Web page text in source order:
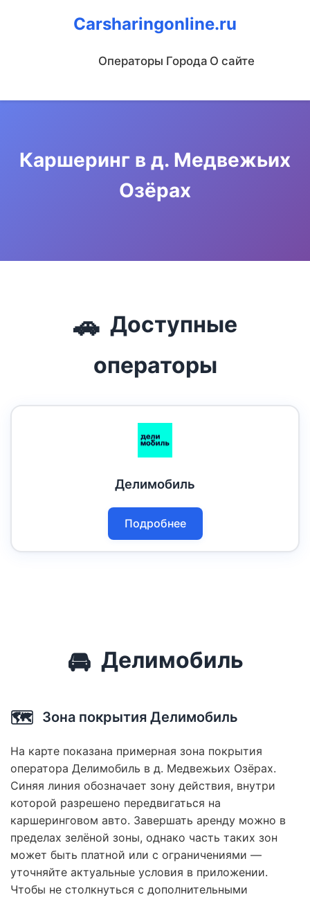
Carsharingonline.ru
Операторы Города О сайте
Каршеринг в д. Медвежьих
Озёрах
🚗 Доступные
операторы
Делимобиль
Подробнее
🚘 Делимобиль
🗺️ Зона покрытия Делимобиль
На карте показана примерная зона покрытия
оператора Делимобиль в д. Медвежьих Озёрах.
Синяя линия обозначает зону действия, внутри
которой разрешено передвигаться на
каршеринговом авто. Завершать аренду можно в
пределах зелёной зоны, однако часть таких зон
может быть платной или с ограничениями —
уточняйте актуальные условия в приложении.
Чтобы не столкнуться с дополнительными